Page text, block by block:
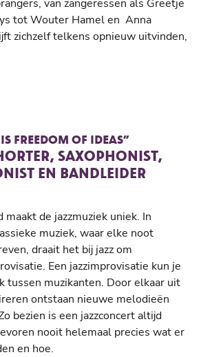
van zangeressen als Greetje
tot Wouter Hamel en Anna
zichzelf telkens opnieuw uitvinden,
FREEDOM OF IDEAS”
SAXOPHONIST,
EN BANDLEIDER
de jazzmuziek uniek. In
muziek, waar elke noot
draait het bij jazz om
Een jazzimprovisatie kun je
tussen muzikanten. Door elkaar uit
ontstaan nieuwe melodieën
bezien is een jazzconcert altijd
nooit helemaal precies wat er
en hoe.